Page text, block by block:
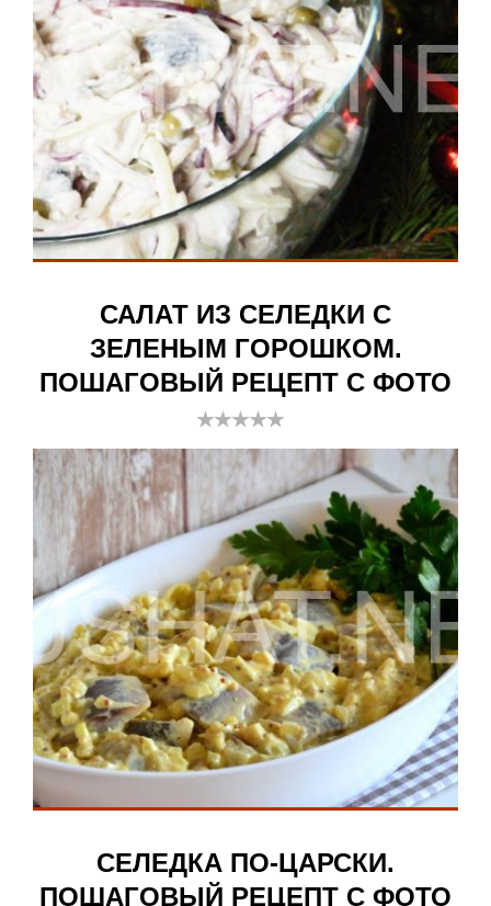
САЛАТ ИЗ СЕЛЕДКИ С
ЗЕЛЕНЫМ ГОРОШКОМ.
ПОШАГОВЫЙ РЕЦЕПТ С ФОТО
СЕЛЕДКА ПО-ЦАРСКИ.
ПОШАГОВЫЙ РЕЦЕПТ С ФОТО